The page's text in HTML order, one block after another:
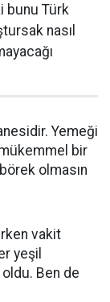
bunu Türk
nasıl
Yemeği
bir
olmasın
vakit
yeşil
Ben de